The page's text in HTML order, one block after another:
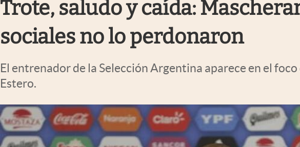
Mundial 2026
Eventos Corporativos
Trote, saludo y caída:
sociales no lo perdonaron
El entrenador de la Selección Argentina aparece en el
Estero.